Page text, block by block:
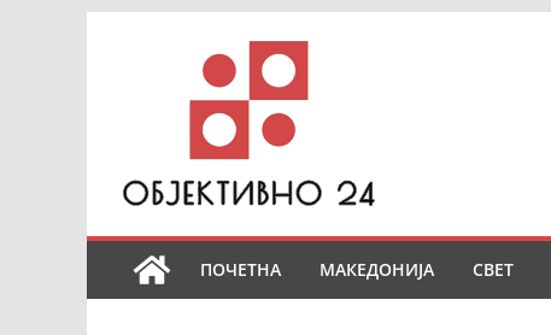
ПОЧЕТНА МАКЕДОНИЈА СВЕТ